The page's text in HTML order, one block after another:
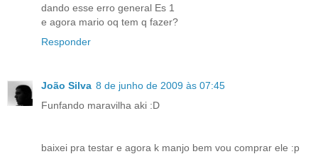
dando esse erro general Es 1
e agora mario oq tem q fazer?
Responder
João Silva 8 de junho de 2009 às 07:45
Funfando maravilha aki :D
baixei pra testar e agora k manjo bem vou comprar ele :p